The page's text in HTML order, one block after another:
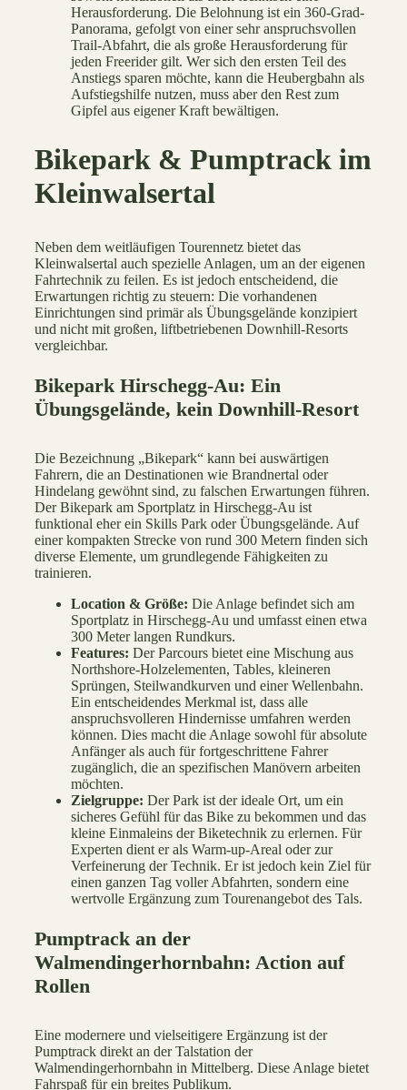
Herausforderung. Die Belohnung ist ein 360-Grad-
Panorama, gefolgt von einer sehr anspruchsvollen
Trail-Abfahrt, die als große Herausforderung für
jeden Freerider gilt. Wer sich den ersten Teil des
Anstiegs sparen möchte, kann die Heubergbahn als
Aufstiegshilfe nutzen, muss aber den Rest zum
Gipfel aus eigener Kraft bewältigen.
Bikepark & Pumptrack im
Kleinwalsertal
Neben dem weitläufigen Tourennetz bietet das
Kleinwalsertal auch spezielle Anlagen, um an der eigenen
Fahrtechnik zu feilen. Es ist jedoch entscheidend, die
Erwartungen richtig zu steuern: Die vorhandenen
Einrichtungen sind primär als Übungsgelände konzipiert
und nicht mit großen, liftbetriebenen Downhill-Resorts
vergleichbar.
Bikepark Hirschegg-Au: Ein
Übungsgelände, kein Downhill-Resort
Die Bezeichnung „Bikepark“ kann bei auswärtigen
Fahrern, die an Destinationen wie Brandnertal oder
Hindelang gewöhnt sind, zu falschen Erwartungen führen.
Der Bikepark am Sportplatz in Hirschegg-Au ist
funktional eher ein Skills Park oder Übungsgelände. Auf
einer kompakten Strecke von rund 300 Metern finden sich
diverse Elemente, um grundlegende Fähigkeiten zu
trainieren.
Location & Größe: Die Anlage befindet sich am
Sportplatz in Hirschegg-Au und umfasst einen etwa
300 Meter langen Rundkurs.
Features: Der Parcours bietet eine Mischung aus
Northshore-Holzelementen, Tables, kleineren
Sprüngen, Steilwandkurven und einer Wellenbahn.
Ein entscheidendes Merkmal ist, dass alle
anspruchsvolleren Hindernisse umfahren werden
können. Dies macht die Anlage sowohl für absolute
Anfänger als auch für fortgeschrittene Fahrer
zugänglich, die an spezifischen Manövern arbeiten
möchten.
Zielgruppe: Der Park ist der ideale Ort, um ein
sicheres Gefühl für das Bike zu bekommen und das
kleine Einmaleins der Biketechnik zu erlernen. Für
Experten dient er als Warm-up-Areal oder zur
Verfeinerung der Technik. Er ist jedoch kein Ziel für
einen ganzen Tag voller Abfahrten, sondern eine
wertvolle Ergänzung zum Tourenangebot des Tals.
Pumptrack an der
Walmendingerhornbahn: Action auf
Rollen
Eine modernere und vielseitigere Ergänzung ist der
Pumptrack direkt an der Talstation der
Walmendingerhornbahn in Mittelberg. Diese Anlage bietet
Fahrspaß für ein breites Publikum.